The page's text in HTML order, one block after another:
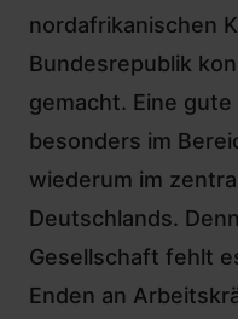
nordafrikanischen
Bundesrepublik
gemacht. Eine
besonders im
wiederum im
Deutschlands.
Gesellschaft fehlt
Enden an